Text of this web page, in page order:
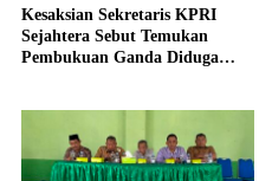
Kesaksian Sekretaris KPRI
Sejahtera Sebut Temukan
Pembukuan Ganda Diduga